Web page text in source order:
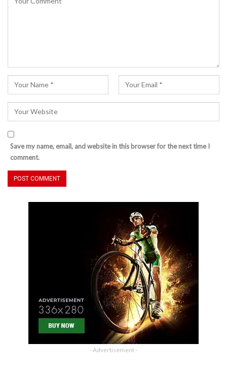
Save my name, email, and website in this browser for the next time I
comment.
- Advertisement -